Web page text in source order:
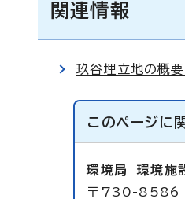
関連情報
玖谷埋立地の概
このページに
環境局環境施
〒730-8586